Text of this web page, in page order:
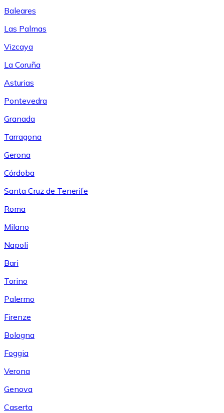
Baleares
Las Palmas
Vizcaya
La Coruña
Asturias
Pontevedra
Granada
Tarragona
Gerona
Córdoba
Santa Cruz de Tenerife
Roma
Milano
Napoli
Bari
Torino
Palermo
Firenze
Bologna
Foggia
Verona
Genova
Caserta